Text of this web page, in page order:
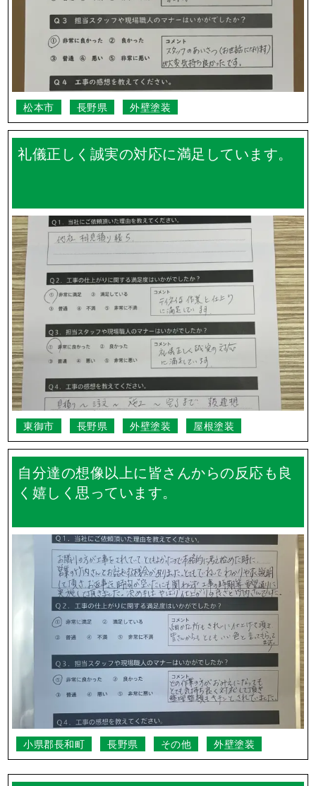
松本市 長野県 外壁塗装
礼儀正しく誠実の対応に満足しています。
東御市 長野県 外壁塗装 屋根塗装
自分達の想像以上に皆さんからの反応も良
く嬉しく思っています。
小県郡長和町 長野県 その他 外壁塗装